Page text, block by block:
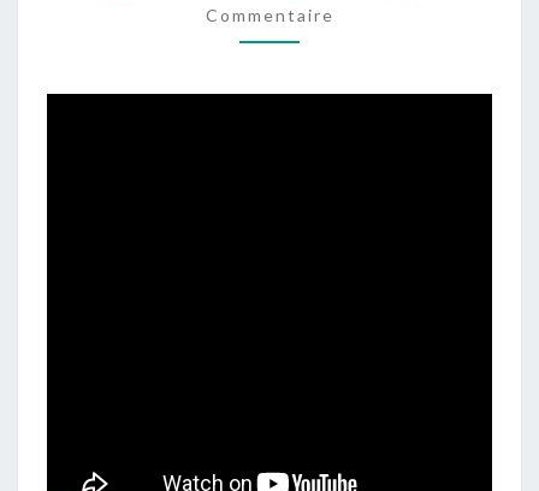
POLIORCÉTIQUE
:
Commentaire